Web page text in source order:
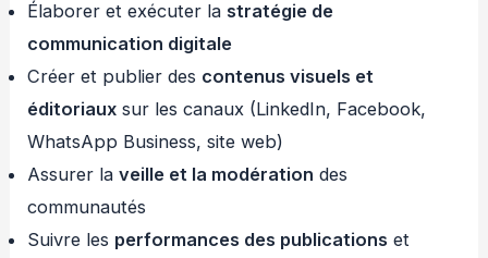
Élaborer et exécuter la stratégie de
communication digitale
Créer et publier des contenus visuels et
éditoriaux sur les canaux (LinkedIn, Facebook,
WhatsApp Business, site web)
Assurer laveille et la modération des
communautés
Suivre les performances des publications et